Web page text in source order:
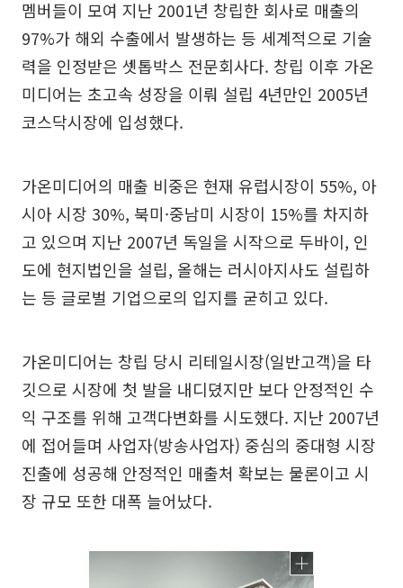
멤버들이 모여 지난 2001년 창립한 회사로 매출의
97%가 해외 수출에서 발생하는 등 세계적으로 기술
력을 인정받은 셋톱박스 전문회사다. 창립 이후 가온
미디어는 초고속 성장을 이뤄 설립 4년만인 2005년
코스닥시장에 입성했다.
가온미디어의 매출 비중은 현재 유럽시장이 55%, 아
시아 시장 30%, 북미·중남미 시장이 15%를 차지하
고 있으며 지난 2007년 독일을 시작으로 두바이, 인
도에 현지법인을 설립, 올해는 러시아지사도 설립하
는 등 글로벌 기업으로의 입지를 굳히고 있다.
가온미디어는 창립 당시 리테일시장(일반고객)을 타
깃으로 시장에 첫 발을 내디뎠지만 보다 안정적인 수
익 구조를 위해 고객다변화를 시도했다. 지난 2007년
에 접어들며 사업자(방송사업자) 중심의 중대형 시장
진출에 성공해 안정적인 매출처 확보는 물론이고 시
장 규모 또한 대폭 늘어났다.